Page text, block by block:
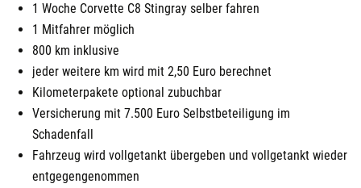
1 Woche Corvette C8 Stingray selber fahren
1 Mitfahrer möglich
800 km inklusive
jeder weitere km wird mit 2,50 Euro berechnet
Kilometerpakete optional zubuchbar
Versicherung mit 7.500 Euro Selbstbeteiligung im
Schadenfall
Fahrzeug wird vollgetankt übergeben und vollgetankt wieder
entgegengenommen